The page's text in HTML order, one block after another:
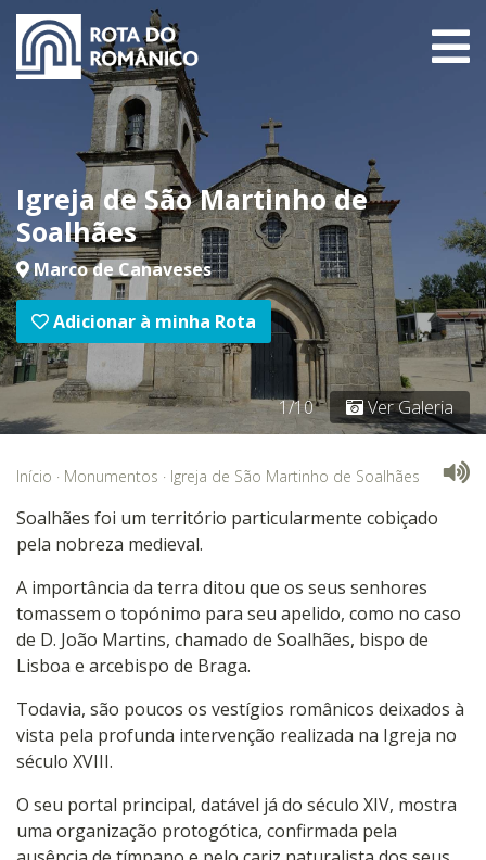
Igreja de São Martinho de
Soalhães
Marco de Canaveses
Adicionar à minha Rota
1/10 Ver Galeria
Início · Monumentos · Igreja de São Martinho de Soalhães
Soalhães foi um território particularmente cobiçado
pela nobreza medieval.
A importância da terra ditou que os seus senhores
tomassem o topónimo para seu apelido, como no caso
de D. João Martins, chamado de Soalhães, bispo de
Lisboa e arcebispo de Braga.
Todavia, são poucos os vestígios românicos deixados à
vista pela profunda intervenção realizada na Igreja no
século XVIII.
O seu portal principal, datável já do século XIV, mostra
uma organização protogótica, confirmada pela